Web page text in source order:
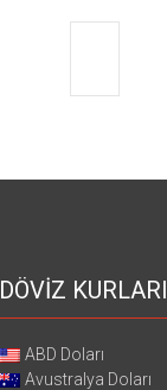
DÖVİZ KURLARI
ABD Doları
Avustralya Doları